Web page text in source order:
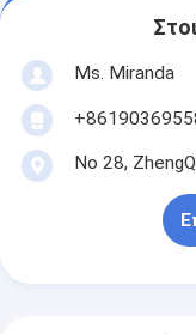
Ms. Miranda
Νο 28,